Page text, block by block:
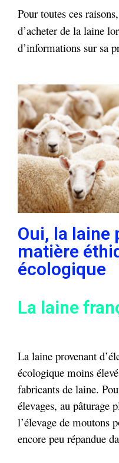
Pour toutes ces
d’acheter de la laine
d’informations sur sa
Oui, la laine
matière
écologique
La laine
La laine provenant
écologique moins
fabricants de laine.
élevages, au pâturage
l’élevage de moutons
encore peu répandue